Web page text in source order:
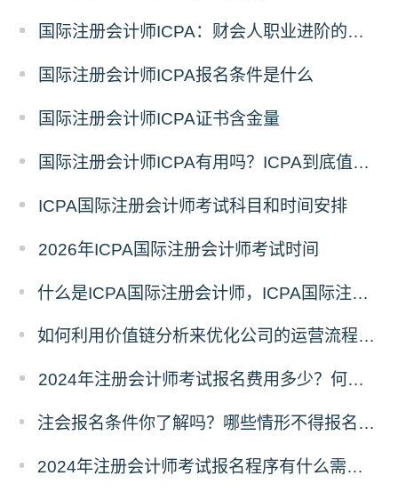
国际注册会计师ICPA：财会人职业进阶的助力
国际注册会计师ICPA报名条件是什么
国际注册会计师ICPA证书含金量
国际注册会计师ICPA有用吗？ICPA到底值不值得考
ICPA国际注册会计师考试科目和时间安排
2026年ICPA国际注册会计师考试时间
什么是ICPA国际注册会计师，ICPA国际注册会计师简介
如何利用价值链分析来优化公司的运营流程和降低成本风险？
2024年注册会计师考试报名费用多少？何时交费？
注会报名条件你了解吗？哪些情形不得报名参加考试？
2024年注册会计师考试报名程序有什么需要注意的地方？